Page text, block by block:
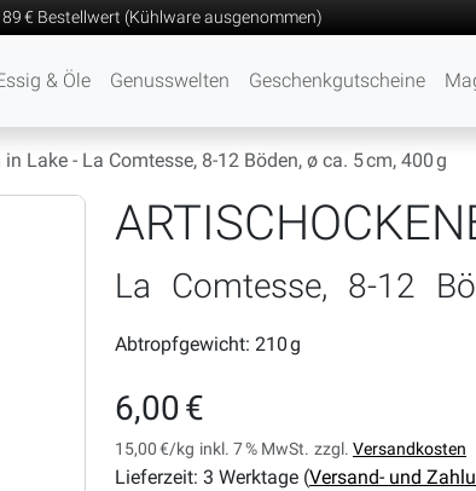
€ Bestellwert (Kühlware ausgenommen)
& Öle Genusswelten Geschenkgutscheine
Lake - La Comtesse, 8-12 Böden, ø ca. 5 cm, 400 g
La Comtesse, 8-12
Abtropfgewicht: 210 g
6,00 €
15,00 €/kg inkl. 7 % MwSt. zzgl. Versandkosten
Lieferzeit: 3 Werktage (Versand- und